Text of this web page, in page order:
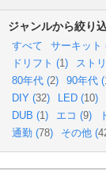
ジャンルから絞り
すべて サーキット
ドリフト (1) スト
80年代 (2) 90年代 (
DIY (32) LED (10)
DUB (1) エコ (9)
通勤 (78) その他 (